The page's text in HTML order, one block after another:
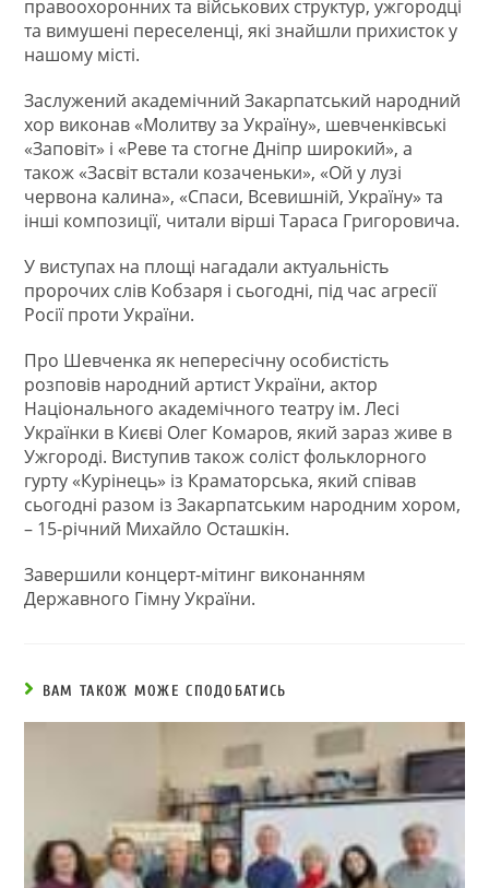
правоохоронних та військових структур, ужгородці
та вимушені переселенці, які знайшли прихисток у
нашому місті.
Заслужений академічний Закарпатський народний
хор виконав «Молитву за Україну», шевченківські
«Заповіт» і «Реве та стогне Дніпр широкий», а
також «Засвіт встали козаченьки», «Ой у лузі
червона калина», «Спаси, Всевишній, Україну» та
інші композиції, читали вірші Тараса Григоровича.
У виступах на площі нагадали актуальність
пророчих слів Кобзаря і сьогодні, під час агресії
Росії проти України.
Про Шевченка як непересічну особистість
розповів народний артист України, актор
Національного академічного театру ім. Лесі
Українки в Києві Олег Комаров, який зараз живе в
Ужгороді. Виступив також соліст фольклорного
гурту «Курінець» із Краматорська, який співав
сьогодні разом із Закарпатським народним хором,
– 15-річний Михайло Осташкін.
Завершили концерт-мітинг виконанням
Державного Гімну України.
ВАМ ТАКОЖ МОЖЕ СПОДОБАТИСЬ